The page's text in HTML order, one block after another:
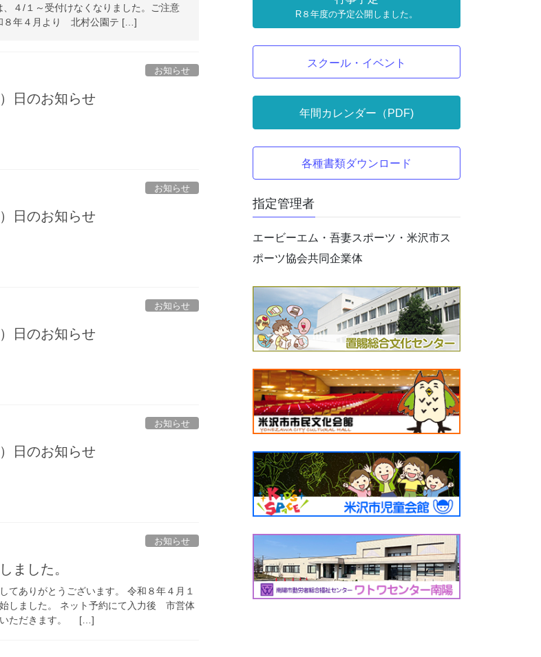
４/１～受付けなくなりました。ご注意
８年４月より 北村公園テ […]
お知らせ
日のお知らせ
お知らせ
日のお知らせ
お知らせ
日のお知らせ
お知らせ
日のお知らせ
お知らせ
ました。
てありがとうございます。 令和８年４月１
しました。 ネット予約にて入力後 市営体
いただきます。 […]
R８年度の予定公開しました。
スクール・イベント
年間カレンダー（PDF)
各種書類ダウンロード
指定管理者
エービーエム・吾妻スポーツ・米沢市ス
ポーツ協会共同企業体